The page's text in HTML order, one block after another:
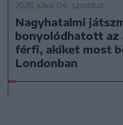
2026. július 04., szombat
Nagyhatalmi
bonyolódhatott az
férfi, akiket most
Londonban